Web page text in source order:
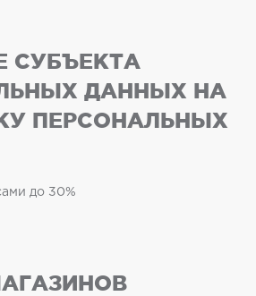
СУБЪЕКТА
ДАННЫХ НА
ПЕРСОНАЛЬНЫХ
до 30%